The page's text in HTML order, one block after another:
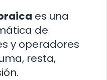
es una
de
y operadores
resta,